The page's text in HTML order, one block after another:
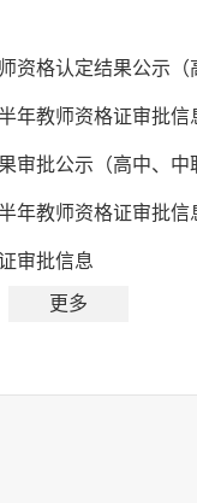
资格认定结果公示（
年教师资格证审批信
审批公示（高中、中
年教师资格证审批信
审批信息
更多